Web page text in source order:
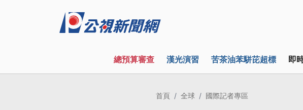
總預算審查 漢光演習 苦茶油苯駢芘超標 即
首頁 全球 國際記者專區